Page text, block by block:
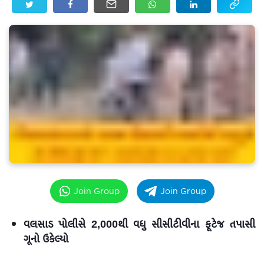
Join Group Join Group
વલસાડ પોલીસે 2,000થી વધુ સીસીટીવીના ફૂટેજ તપાસી
ગૂનો ઉકેલ્યો